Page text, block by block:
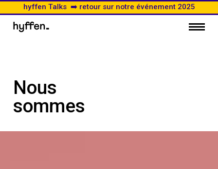
hyffen Talks ➡️ retour sur notre événement 2025
Nous
sommes